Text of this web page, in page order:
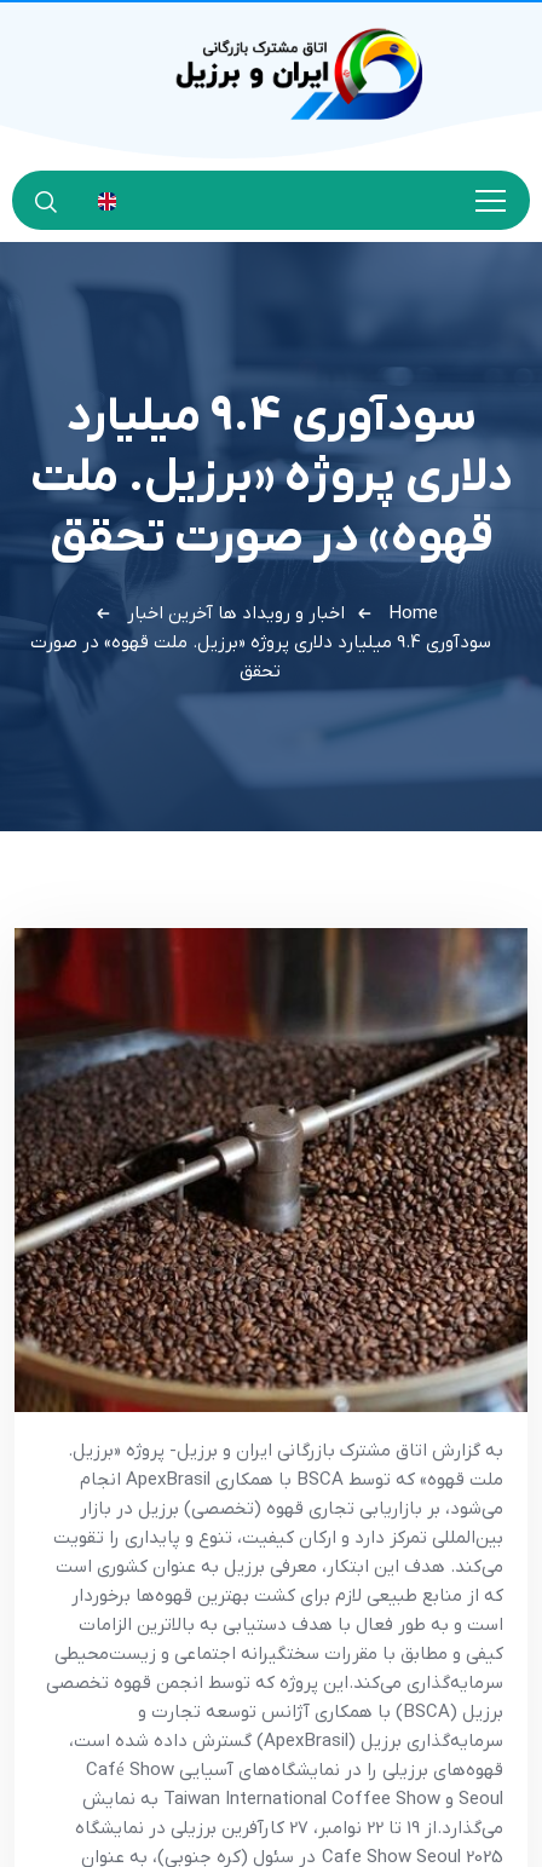
سودآوری 9.4 میلیارد
دلاری پروژه «برزیل. ملت
قهوه» در صورت تحقق
Home اخبار و رویداد ها آخرین اخبار
سودآوری 9.4 میلیارد دلاری پروژه «برزیل. ملت قهوه» در صورت
تحقق
به گزارش اتاق مشترک بازرگانی ایران و برزیل- پروژه «برزیل.
ملت قهوه» که توسط BSCA با همکاری ApexBrasil انجام
می‌شود، بر بازاریابی تجاری قهوه (تخصصی) برزیل در بازار
بین‌المللی تمرکز دارد و ارکان کیفیت، تنوع و پایداری را تقویت
می‌کند. هدف این ابتکار، معرفی برزیل به عنوان کشوری است
که از منابع طبیعی لازم برای کشت بهترین قهوه‌ها برخوردار
است و به طور فعال با هدف دستیابی به بالاترین الزامات
کیفی و مطابق با مقررات سختگیرانه اجتماعی و زیست‌محیطی
سرمایه‌گذاری می‌کند.این پروژه‌ که توسط انجمن قهوه تخصصی
برزیل (BSCA) با همکاری آژانس توسعه تجارت و
سرمایه‌گذاری برزیل (ApexBrasil) گسترش داده شده است،
قهوه‌های برزیلی را در نمایشگاه‌های آسیایی Café Show
Seoul و Taiwan International Coffee Show به نمایش
می‌گذارد.از 19 تا 22 نوامبر، 27 کارآفرین برزیلی در نمایشگاه
2025 Cafe Show Seoul در سئول (کره جنوبی)، به عنوان